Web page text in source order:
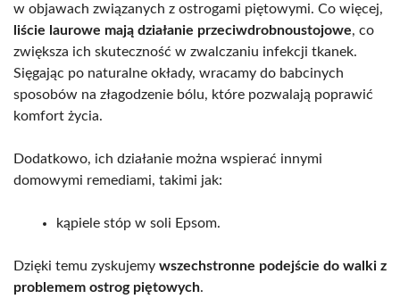
w objawach związanych z ostrogami piętowymi. Co więcej,
liście laurowe mają działanie przeciwdrobnoustojowe, co
zwiększa ich skuteczność w zwalczaniu infekcji tkanek.
Sięgając po naturalne okłady, wracamy do babcinych
sposobów na złagodzenie bólu, które pozwalają poprawić
komfort życia.
Dodatkowo, ich działanie można wspierać innymi
domowymi remediami, takimi jak:
kąpiele stóp w soli Epsom.
Dzięki temu zyskujemy wszechstronne podejście do walki z
problemem ostrog piętowych.